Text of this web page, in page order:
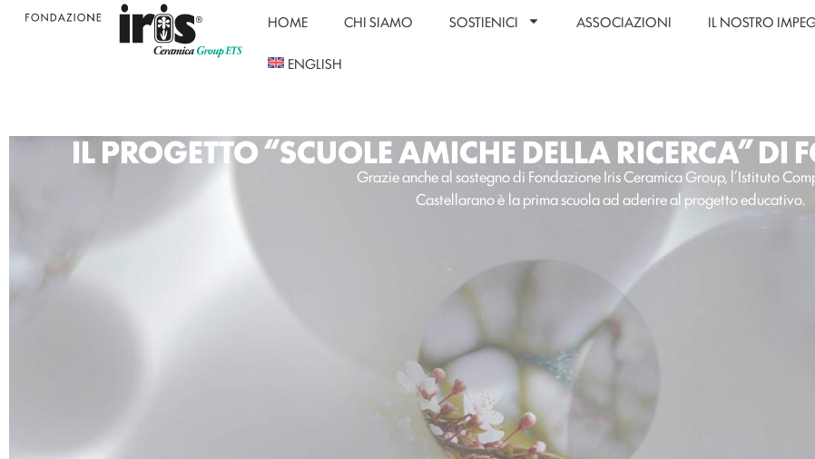
HOME CHI SIAMO SOSTIENICI ASSOCIAZIONI IL NOSTRO
ENGLISH
IL PROGETTO “SCUOLE AMICHE DELLA RICERCA”
Grazie anche al sostegno di Fondazione Iris Ceramica Group, l’Istituto
Castellarano è la prima scuola ad aderire al progetto educativo.